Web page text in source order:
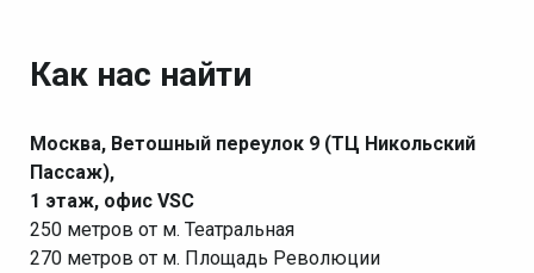
Как нас найти
Москва, Ветошный переулок 9 (ТЦ Никольский
Пассаж),
1 этаж, офис VSC
250 метров от м. Театральная
270 метров от м. Площадь Революции